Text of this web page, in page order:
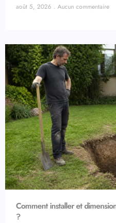
août 5, 2026 Aucun commentaire
Comment installer et
?